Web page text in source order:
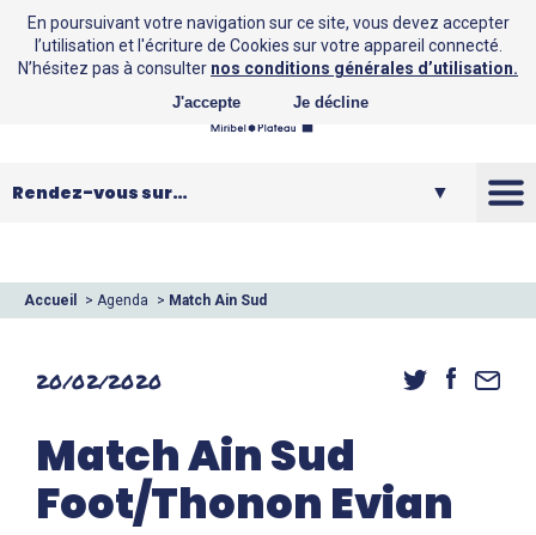
Vos loisirs
Entreprendre
Accueil > Agenda > Match Ain Sud
20/02/2020
Match Ain Sud
Foot/Thonon Evian
En poursuivant votre navigation sur ce site, vous devez accepter
l’utilisation et l'écriture de Cookies sur votre appareil connecté.
N’hésitez pas à consulter nos conditions générales d’utilisation.
J'accepte Je décline